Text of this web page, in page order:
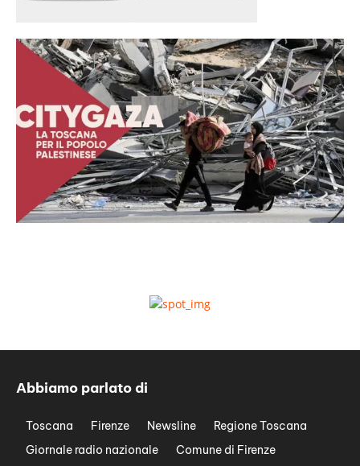
Abbiamo parlato di
Toscana Firenze Newsline
Regione Toscana
Giornale radio nazionale
Comune di Firenze